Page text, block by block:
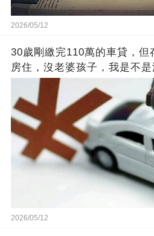
2026/05/12
30歲剛繳完110萬的車貸，但
房住，沒老婆孩子，我是不是
2026/05/12